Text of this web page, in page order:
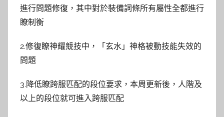
進行問題修復，其中對於裝備詞條所有屬性全都進行
瞭制衡
2.修復瞭神耀競技中，「玄水」神格被動技能失效的
問題
3.降低瞭跨服匹配的段位要求，本周更新後，人階及
以上的段位就可進入跨服匹配